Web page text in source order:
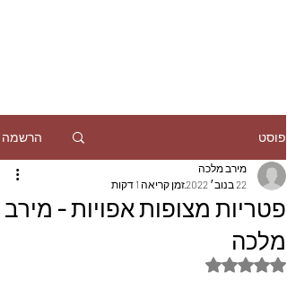
פוסט הרשמה
פטריות מצופות אפויות - מירב
מלכה
מירב מלכה
22 בנוב׳ 2022
זמן קריאה 1 דקות
דירוג של NaN מתוך 5 כוכבים